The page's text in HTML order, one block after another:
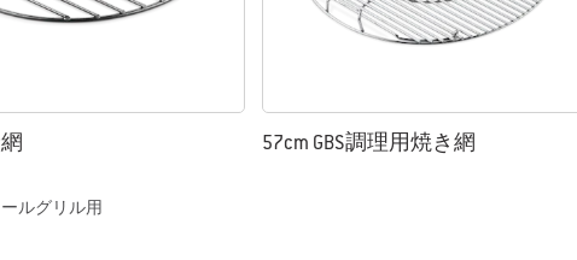
ルグリル用
57cm GBS調理用焼き網